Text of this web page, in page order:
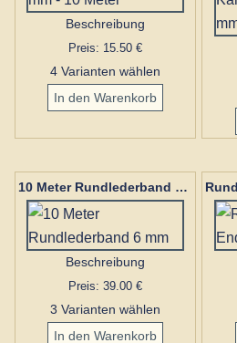
Beschreibung
Preis: 15.50 €
4 Varianten wählen
10 Meter Rundlederband 6 mm
Beschreibung
Preis: 39.00 €
3 Varianten wählen